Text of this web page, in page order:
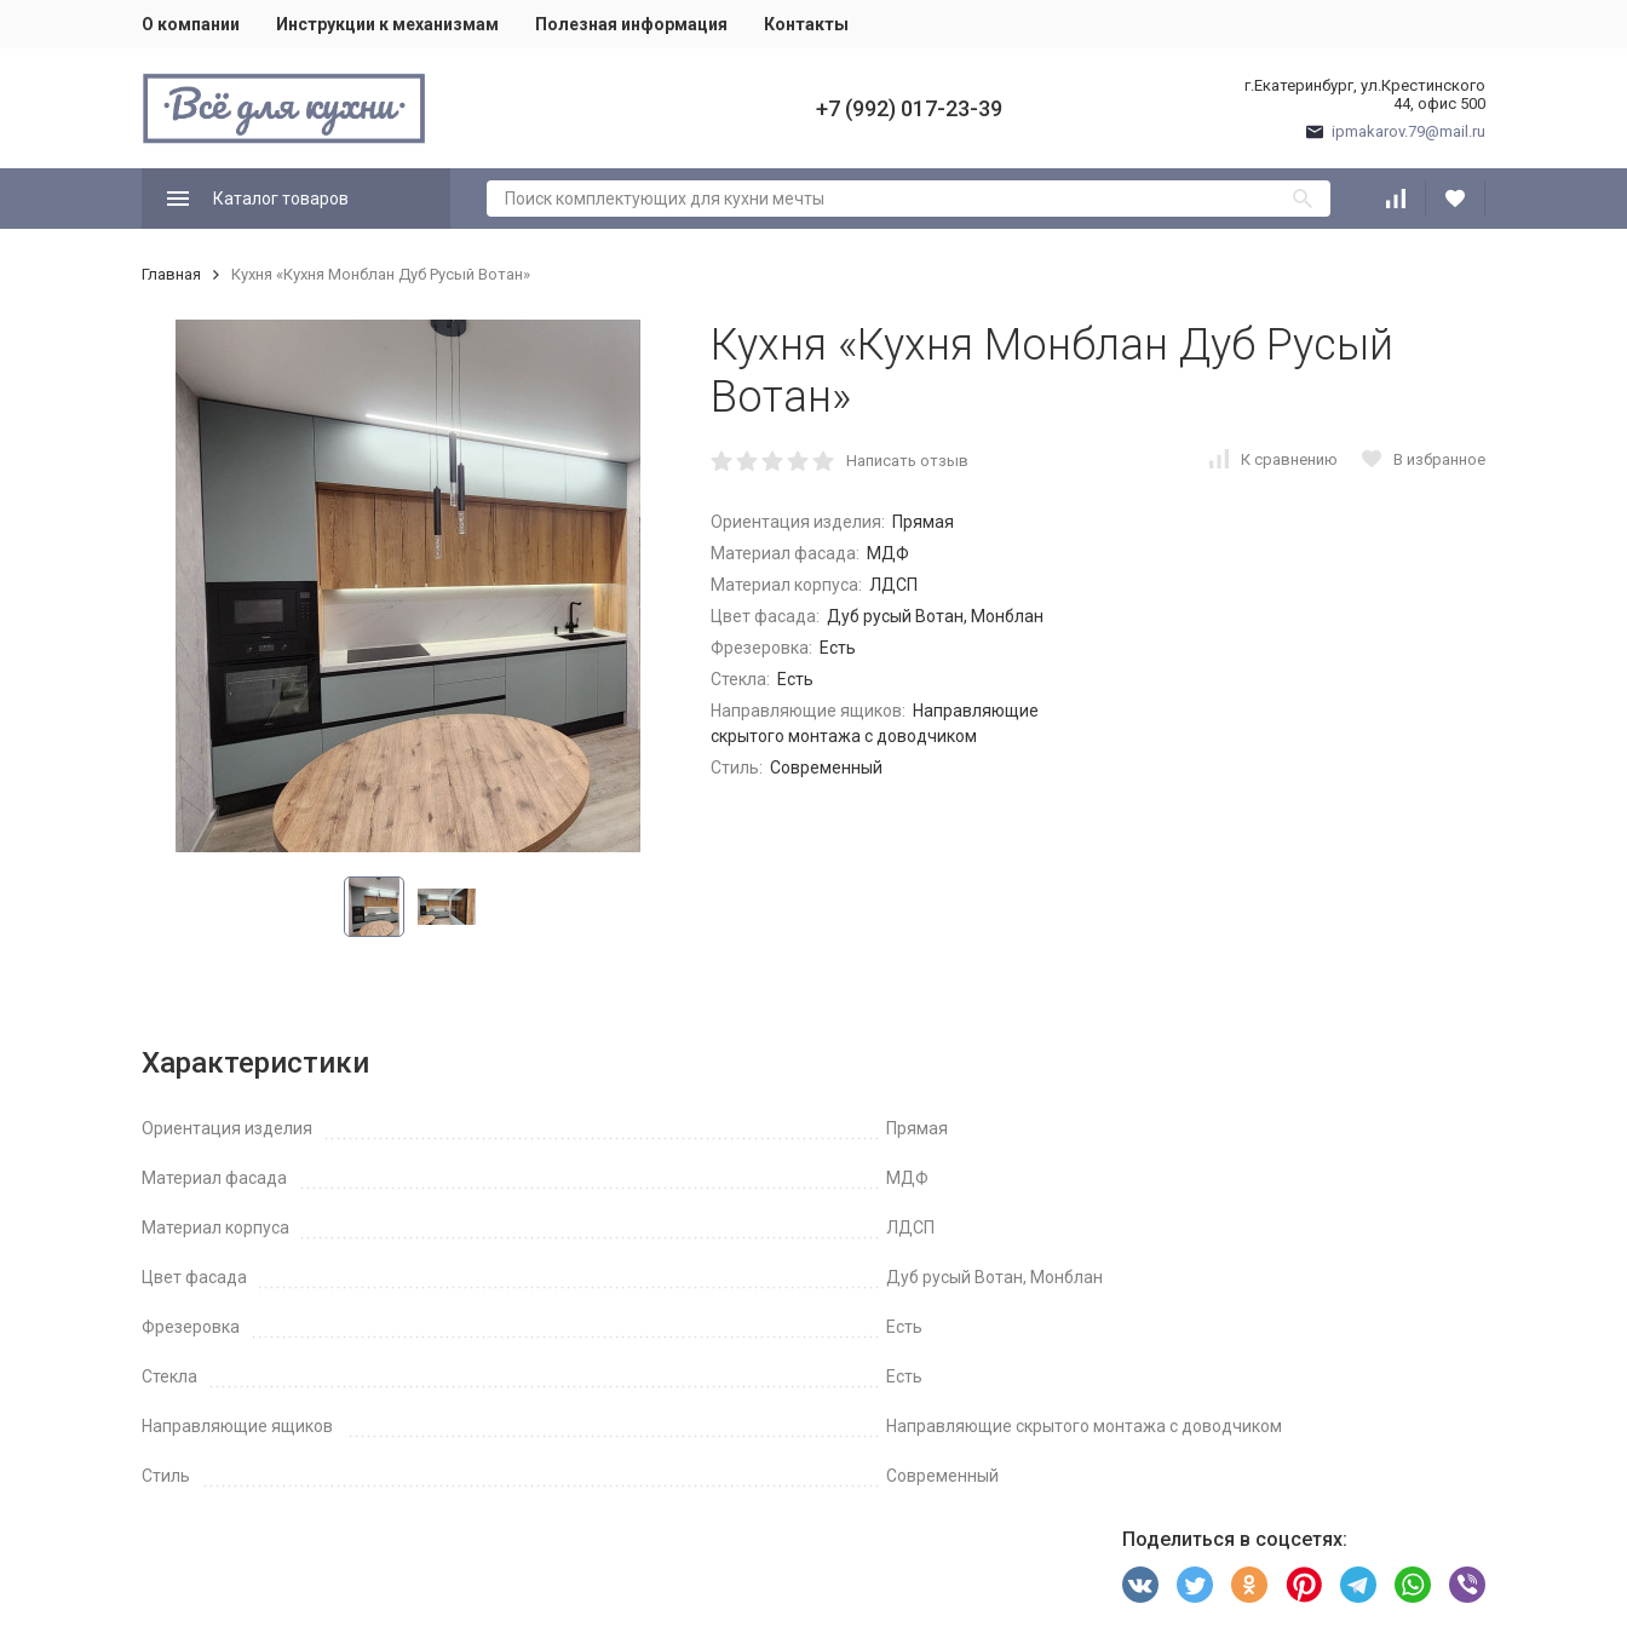
О компании Инструкции к механизмам Полезная информация Контакты
+7 (992) 017-23-39
г.Екатеринбург, ул.Крестинского
44, офис 500
ipmakarov.79@mail.ru
Каталог товаров
Главная Кухня «Кухня Монблан Дуб Русый Вотан»
Кухня «Кухня Монблан Дуб Русый
Вотан»
Написать отзыв К сравнению В избранное
Ориентация изделия: Прямая
Материал фасада: МДФ
Материал корпуса: ЛДСП
Цвет фасада: Дуб русый Вотан, Монблан
Фрезеровка: Есть
Стекла: Есть
Направляющие ящиков: Направляющие
скрытого монтажа с доводчиком
Стиль: Современный
Характеристики
Ориентация изделия Прямая
Материал фасада МДФ
Материал корпуса ЛДСП
Цвет фасада Дуб русый Вотан, Монблан
Фрезеровка Есть
Стекла Есть
Направляющие ящиков Направляющие скрытого монтажа с доводчиком
Стиль Современный
Поделиться в соцсетях: